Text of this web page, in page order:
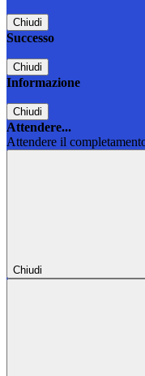
Chiudi
Successo
Chiudi
Informazione
Chiudi
Attendere...
Attendere il
Chiudi